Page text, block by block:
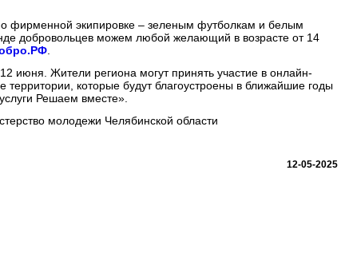
фирменной экипировке – зеленым футболкам и белым
добровольцев можем любой желающий в возрасте от 14
12 июня. Жители региона могут принять участие в онлайн-
территории, которые будут благоустроены в ближайшие годы
Решаем вместе».
молодежи Челябинской области
12-05-2025